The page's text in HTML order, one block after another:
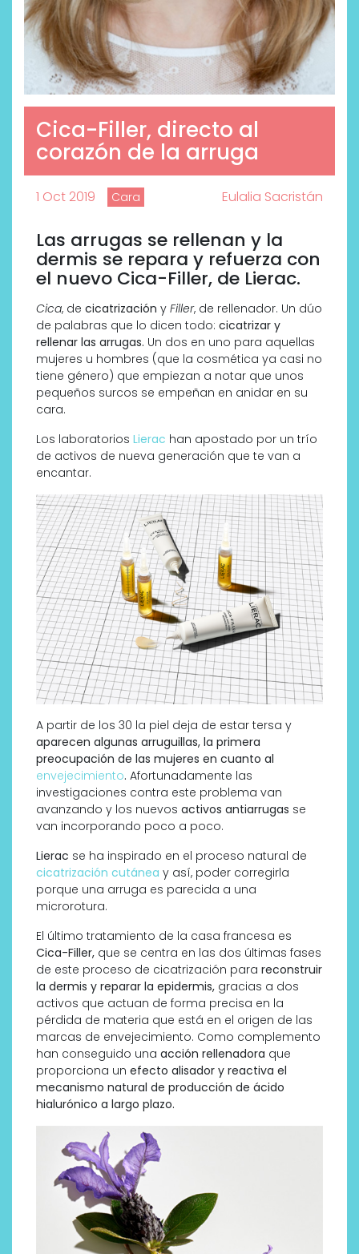
Cica-Filler, directo al
corazón de la arruga
1 Oct 2019 Cara Eulalia Sacristán
Las arrugas se rellenan y la
dermis se repara y refuerza con
el nuevo Cica-Filler, de Lierac.
Cica, de cicatrización y Filler, de rellenador. Un dúo
de palabras que lo dicen todo: cicatrizar y
rellenar las arrugas. Un dos en uno para aquellas
mujeres u hombres (que la cosmética ya casi no
tiene género) que empiezan a notar que unos
pequeños surcos se empeñan en anidar en su
cara.
Los laboratorios Lierac han apostado por un trío
de activos de nueva generación que te van a
encantar.
A partir de los 30 la piel deja de estar tersa y
aparecen algunas arruguillas, la primera
preocupación de las mujeres en cuanto al
envejecimiento. Afortunadamente las
investigaciones contra este problema van
avanzando y los nuevos activos antiarrugas se
van incorporando poco a poco.
Lierac se ha inspirado en el proceso natural de
cicatrización cutánea y así, poder corregirla
porque una arruga es parecida a una
microrotura.
El último tratamiento de la casa francesa es
Cica-Filler, que se centra en las dos últimas fases
de este proceso de cicatrización para reconstruir
la dermis y reparar la epidermis, gracias a dos
activos que actuan de forma precisa en la
pérdida de materia que está en el origen de las
marcas de envejecimiento. Como complemento
han conseguido una acción rellenadora que
proporciona un efecto alisador y reactiva el
mecanismo natural de producción de ácido
hialurónico a largo plazo.